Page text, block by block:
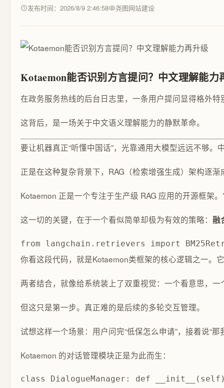
发布时间：2026/8/9 2:46:58 尧图网站建设
Kotaemon能否识别方言提问？中文理解能力
在政务服务热线的后台日志里，一条用户提问显得格外
这背后，是一场关于中文语义理解能力的静默革命。
要让机器真正“听懂中国话”，光靠通用大模型远远不够。
正是在这种复杂背景下，RAG（检索增强生成）架构逐
Kotaemon 正是一个专注于生产级 RAG 应用的开源框
这一切的关键，在于一个看似简单却极为有效的策略： 融
from langchain.retrievers import
你看这段代码，就是Kotaemon类框架的核心逻辑之一。
两者结合，就像给系统装上了双重视觉：一个看意思，
但这只是第一步。真正难的是后续的多轮交互管理。
试想这样一个场景：用户问完“低保怎么申请”，接着说“
Kotaemon 的对话管理模块正是为此而生：
class DialogueManager: def